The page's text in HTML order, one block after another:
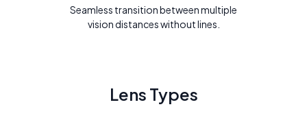
Seamless transition between multiple
vision distances without lines.
Lens Types